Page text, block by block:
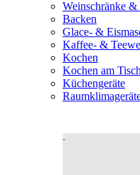
Weinschränke
Backen
Glace- &
Kaffee- &
Kochen
Kochen am Tisch
Küchengeräte